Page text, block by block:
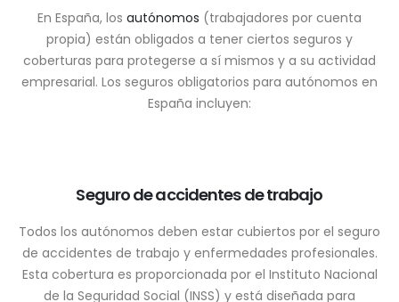
En España, los autónomos (trabajadores por cuenta
propia) están obligados a tener ciertos seguros y
coberturas para protegerse a sí mismos y a su actividad
empresarial. Los seguros obligatorios para autónomos en
España incluyen:
Seguro de accidentes de trabajo
Todos los autónomos deben estar cubiertos por el seguro
de accidentes de trabajo y enfermedades profesionales.
Esta cobertura es proporcionada por el Instituto Nacional
de la Seguridad Social (INSS) y está diseñada para